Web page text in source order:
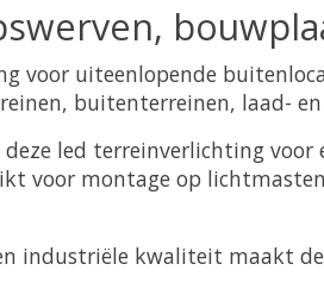
voor uiteenlopende
buitenterreinen, laad-
led terreinverlichting voor
voor montage op
industriële kwaliteit maakt